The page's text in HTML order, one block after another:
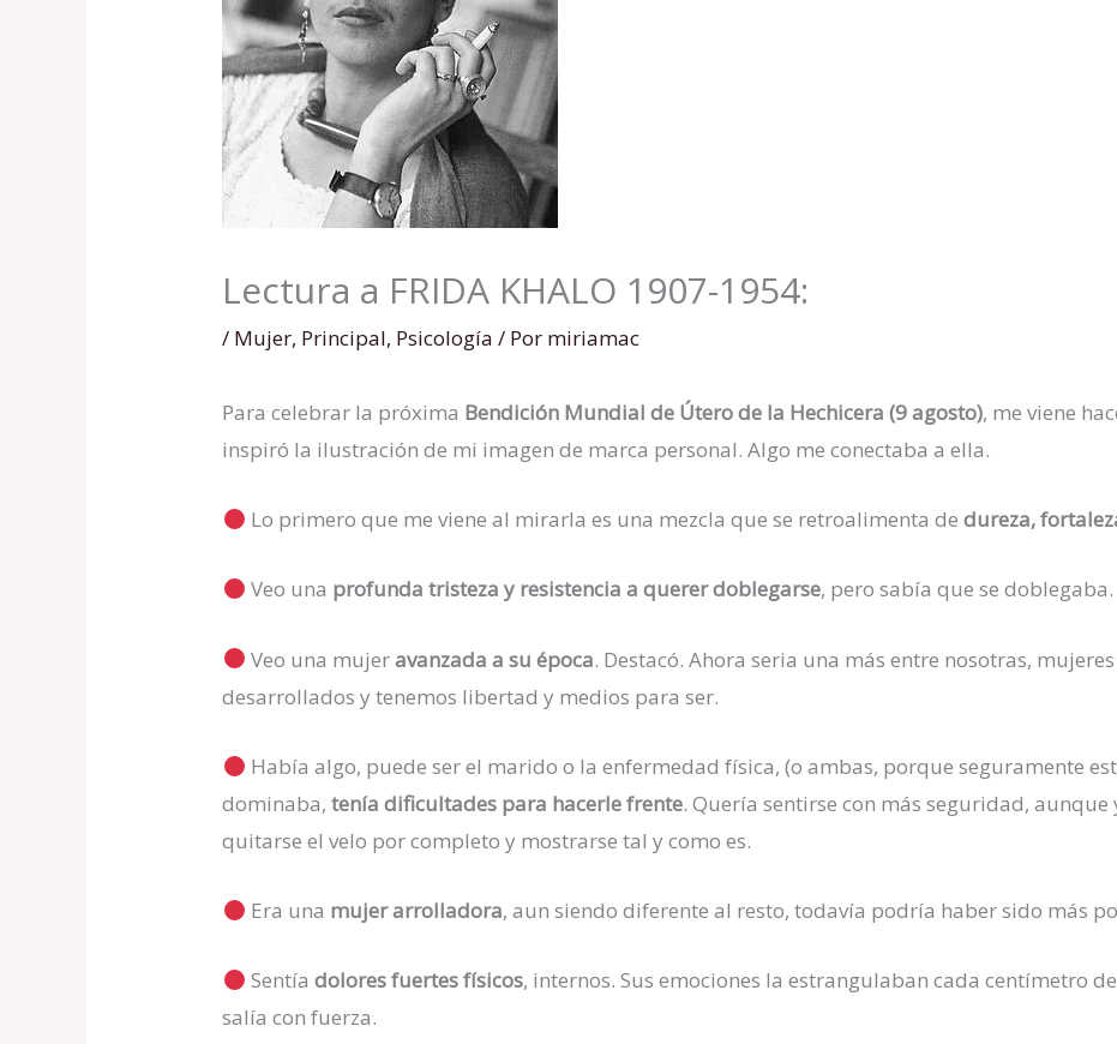
Lectura a FRIDA KHALO 1907-1954:
/ Mujer, Principal, Psicología / Por miriamac
Para celebrar la próxima Bendición Mundial de Útero de la Hechicera (9 agosto), me viene
inspiró la ilustración de mi imagen de marca personal. Algo me conectaba a ella.
Lo primero que me viene al mirarla es una mezcla que se retroalimenta de dureza,
Veo una profunda tristeza y resistencia a querer doblegarse, pero sabía que se doblegaba.
Veo una mujeravanzada a su época. Destacó. Ahora seria una más entre nosotras,
desarrollados y tenemos libertad y medios para ser.
Había algo, puede ser el marido o la enfermedad física, (o ambas, porque seguramente
dominaba,tenía dificultades para hacerle frente. Quería sentirse con más seguridad,
quitarse el velo por completo y mostrarse tal y como es.
Era una mujer arrolladora, aun siendo diferente al resto, todavía podría haber sido más
Sentía dolores fuertes físicos, internos. Sus emociones la estrangulaban cada centímetro
salía con fuerza.